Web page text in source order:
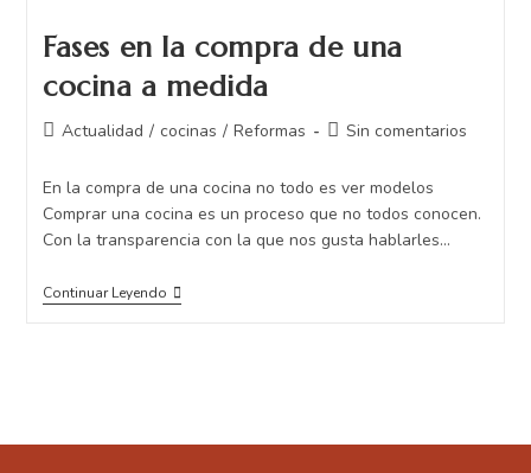
Fases en la compra de una
cocina a medida
Actualidad / cocinas / Reformas Sin comentarios
En la compra de una cocina no todo es ver modelos
Comprar una cocina es un proceso que no todos conocen.
Con la transparencia con la que nos gusta hablarles…
Continuar Leyendo